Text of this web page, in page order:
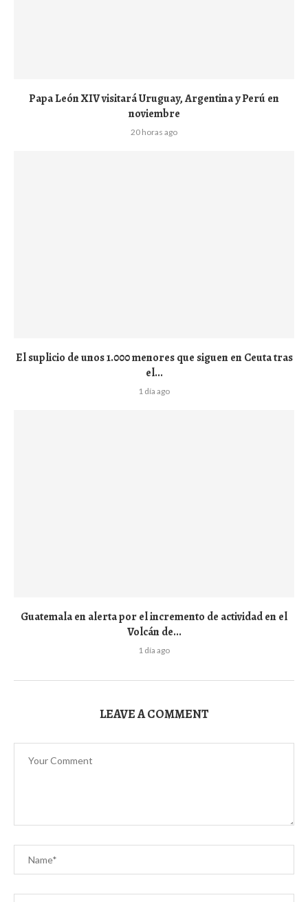
Papa León XIV visitará Uruguay, Argentina y Perú en
noviembre
20 horas ago
El suplicio de unos 1.000 menores que siguen en Ceuta tras
el...
1 día ago
Guatemala en alerta por el incremento de actividad en el
Volcán de...
1 día ago
LEAVE A COMMENT